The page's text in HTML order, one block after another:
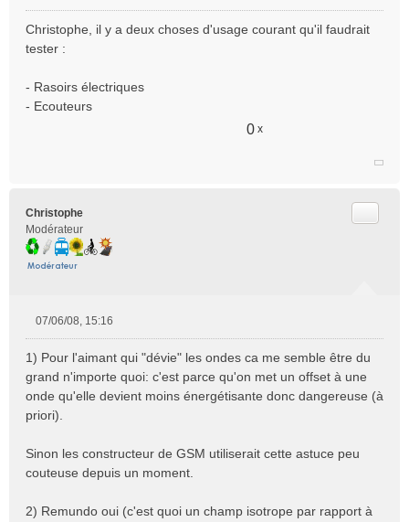
s
s
g
e
Christophe, il y a deux choses d'usage courant qu'il faudrait
tester :
- Rasoirs électriques
- Ecouteurs
0 x
Christophe
Modérateur
s
s
a
g
n
n
u
07/06/08, 15:16
1) Pour l'aimant qui "dévie" les ondes ca me semble être du
grand n'importe quoi: c'est parce qu'on met un offset à une
onde qu'elle devient moins énergétisante donc dangereuse (à
priori).
Sinon les constructeur de GSM utiliserait cette astuce peu
couteuse depuis un moment.
2) Remundo oui (c'est quoi un champ isotrope par rapport à